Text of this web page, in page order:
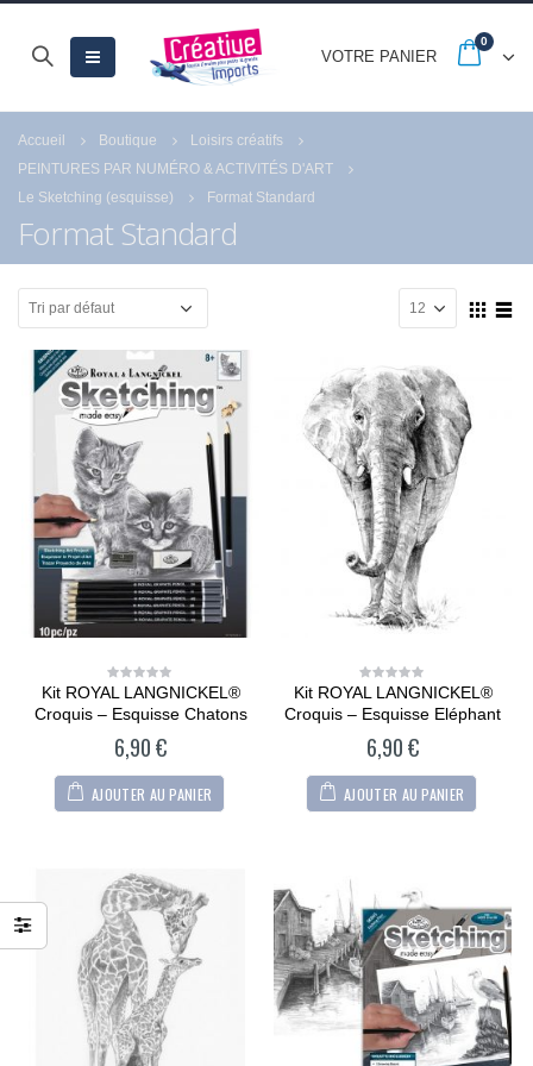
VOTRE PANIER
0
Accueil Boutique
Loisirs créatifs
PEINTURES PAR NUMÉRO & ACTIVITÉS D'ART
Le Sketching (esquisse)
Format Standard
Format Standard
0
out
of
Kit ROYAL LANGNICKEL®
Croquis – Esquisse Chatons
6,90€
AJOUTER AU PANIER
0
out
of
Kit ROYAL LANGNICKEL®
Croquis – Esquisse Eléphant
6,90€
AJOUTER AU PANIER